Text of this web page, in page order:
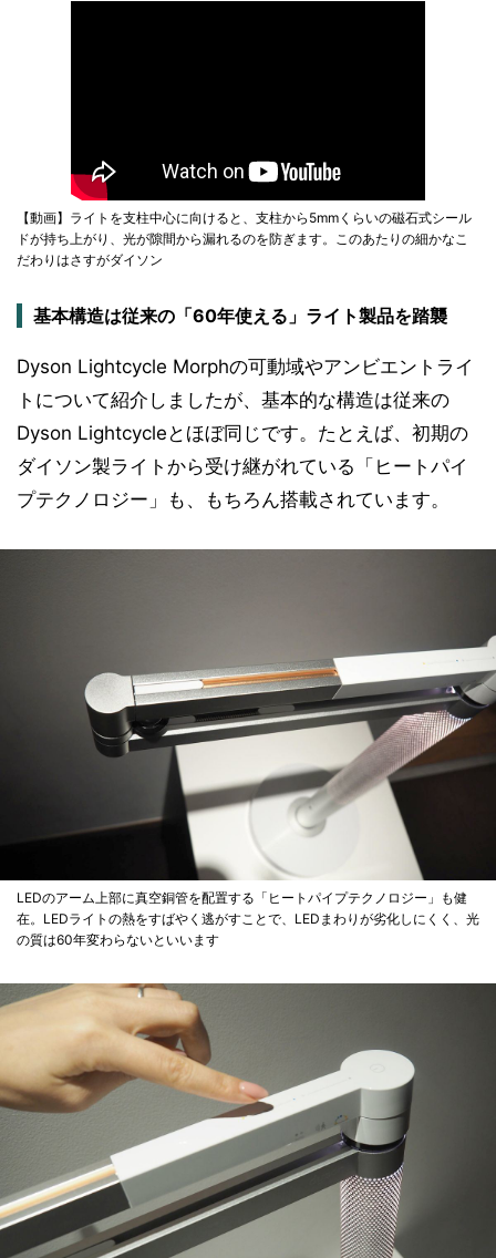
【動画】ライトを支柱中心に向けると、支柱から5mmくらいの磁石式シール
ドが持ち上がり、光が隙間から漏れるのを防ぎます。このあたりの細かなこ
だわりはさすがダイソン
基本構造は従来の「60年使える」ライト製品を踏襲
Dyson Lightcycle Morphの可動域やアンビエントライ
トについて紹介しましたが、基本的な構造は従来の
Dyson Lightcycleとほぼ同じです。たとえば、初期の
ダイソン製ライトから受け継がれている「ヒートパイ
プテクノロジー」も、もちろん搭載されています。
LEDのアーム上部に真空銅管を配置する「ヒートパイプテクノロジー」も健
在。LEDライトの熱をすばやく逃がすことで、LEDまわりが劣化しにくく、光
の質は60年変わらないといいます